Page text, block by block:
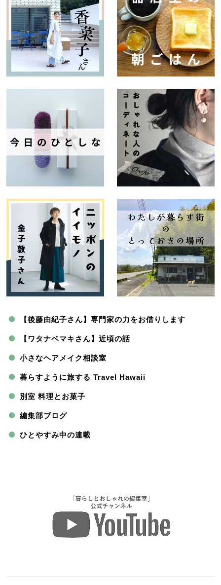
【後藤由紀子さん】専門家の力をお借りします
【ワタナベマキさん】近頃の話
小さなヘアメイク相談室
暮らすように旅する Travel Hawaii
別室 料理とお菓子
編集部ブログ
ひとやすみ中の連載